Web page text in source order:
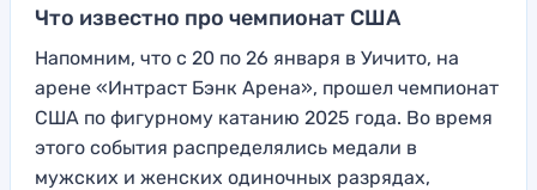
Что известно про чемпионат США
Напомним, что с 20 по 26 января в Уичито, на
арене «Интраст Бэнк Арена», прошел чемпионат
США по фигурному катанию 2025 года. Во время
этого события распределялись медали в
мужских и женских одиночных разрядах,